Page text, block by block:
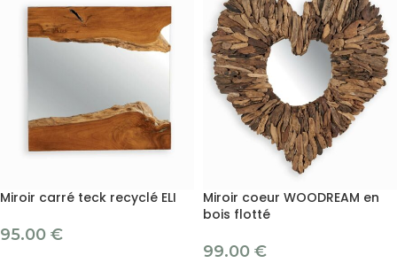
Miroir carré teck recyclé ELI
95.00 €
Miroir coeur WOODREAM en
bois flotté
99.00 €